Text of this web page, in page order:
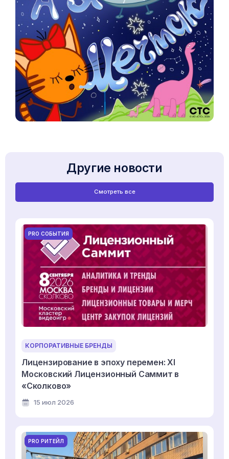
Другие новости
Смотреть все
PRO СОБЫТИЯ
КОРПОРАТИВНЫЕ БРЕНДЫ
Лицензирование в эпоху перемен: XI
Московский Лицензионный Саммит в
«Сколково»
15 июл 2026
PRO РИТЕЙЛ